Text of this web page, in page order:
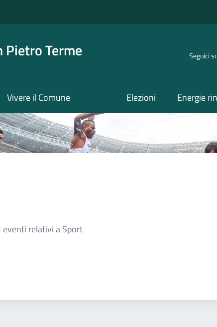
Pietro Terme Seguici
Vivere il Comune Elezioni Energie
relativi a Sport